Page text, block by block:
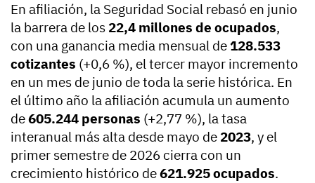
En afiliación, la Seguridad Social rebasó en junio
la barrera de los 22,4 millones de ocupados,
con una ganancia media mensual de 128.533
cotizantes (+0,6 %), el tercer mayor incremento
en un mes de junio de toda la serie histórica. En
el último año la afiliación acumula un aumento
de605.244 personas (+2,77 %), la tasa
interanual más alta desde mayo de 2023, y el
primer semestre de 2026 cierra con un
crecimiento histórico de621.925 ocupados.